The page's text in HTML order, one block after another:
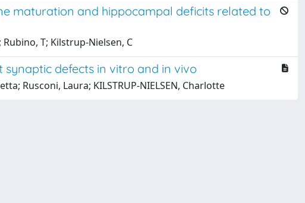
maturation and hippocampal deficits related to
T; Kilstrup-Nielsen, C
defects in vitro and in vivo
Rusconi, Laura; KILSTRUP-NIELSEN, Charlotte